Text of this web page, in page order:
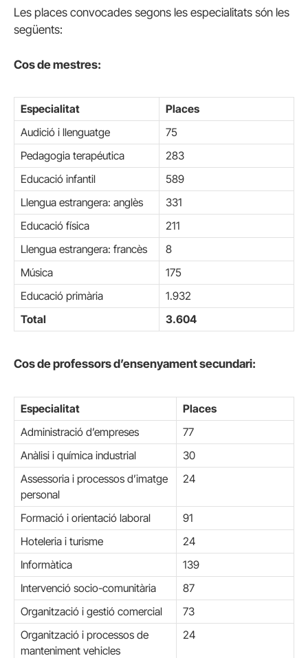
Les places convocades segons les especialitats són les
següents:
Cos de mestres:
Especialitat
Places
Audició i llenguatge
75
Pedagogia terapéutica
283
Educació infantil
589
Llengua estrangera: anglès
331
Educació física
211
Llengua estrangera: francès
8
Música
175
Educació primària
1.932
Total
3.604
Cos de professors d’ensenyament secundari:
Especialitat
Places
Administració d’empreses
77
Anàlisi i química industrial
30
Assessoria i processos d’imatge
personal
24
Formació i orientació laboral
91
Hoteleria i turisme
24
Informàtica
139
Intervenció socio-comunitària
87
Organització i gestió comercial
73
Organització i processos de
manteniment vehicles
24